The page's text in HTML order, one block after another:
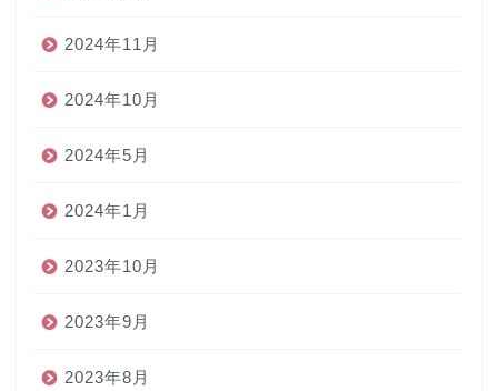
2024年11月
2024年10月
2024年5月
2024年1月
2023年10月
2023年9月
2023年8月